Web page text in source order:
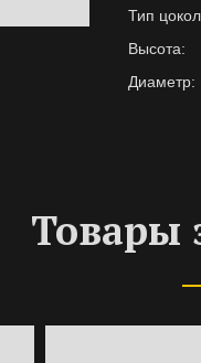
Тип
Высота:
Диаметр:
Товары